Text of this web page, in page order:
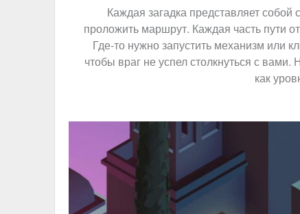
Каждая загадка представляет
проложить маршрут. Каждая часть пути
Где-то нужно запустить механизм или
чтобы враг не успел столкнуться с
как